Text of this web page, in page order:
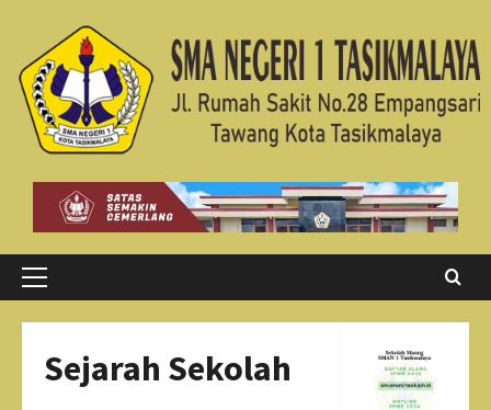
content
Primary
Sejarah Sekolah